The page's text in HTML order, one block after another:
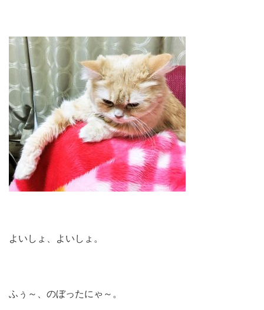
よいしょ、よいしょ。
ふぅ～、のぼったにゃ～。